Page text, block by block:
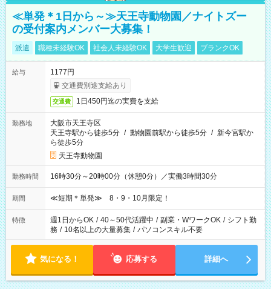
≪単発＊1日から～≫天王寺動物園／ナイトズー
の受付案内メンバー大募集！
派遣 職種未経験OK 社会人未経験OK 大学生歓迎 ブランクOK
給与
1177円
交通費別途支給あり
交通費 1日450円迄の実費を支給
勤務地
大阪市天王寺区
天王寺駅から徒歩5分 / 動物園前駅から徒歩5分 / 新今宮駅か
ら徒歩5分
天王寺動物園
勤務時間 16時30分～20時00分（休憩0分）／実働3時間30分
期間 ≪短期＊単発≫ 8・9・10月限定！
特徴 週1日からOK / 40～50代活躍中 / 副業・WワークOK / シフト勤
務 / 10名以上の大量募集 / パソコンスキル不要
気になる！ 応募する 詳細へ